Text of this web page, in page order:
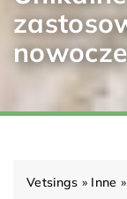
Vetsings » Inne »